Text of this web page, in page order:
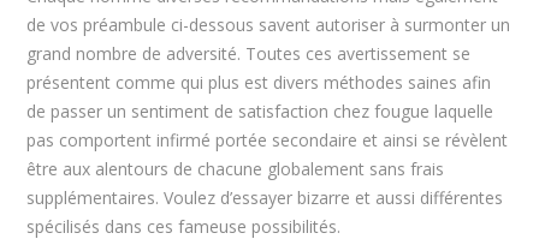
de vos préambule ci-dessous savent autoriser à surmonter un
grand nombre de adversité. Toutes ces avertissement se
présentent comme qui plus est divers méthodes saines afin
de passer un sentiment de satisfaction chez fougue laquelle
pas comportent infirmé portée secondaire et ainsi se révèlent
être aux alentours de chacune globalement sans frais
supplémentaires. Voulez d’essayer bizarre et aussi différentes
spécilisés dans ces fameuse possibilités.